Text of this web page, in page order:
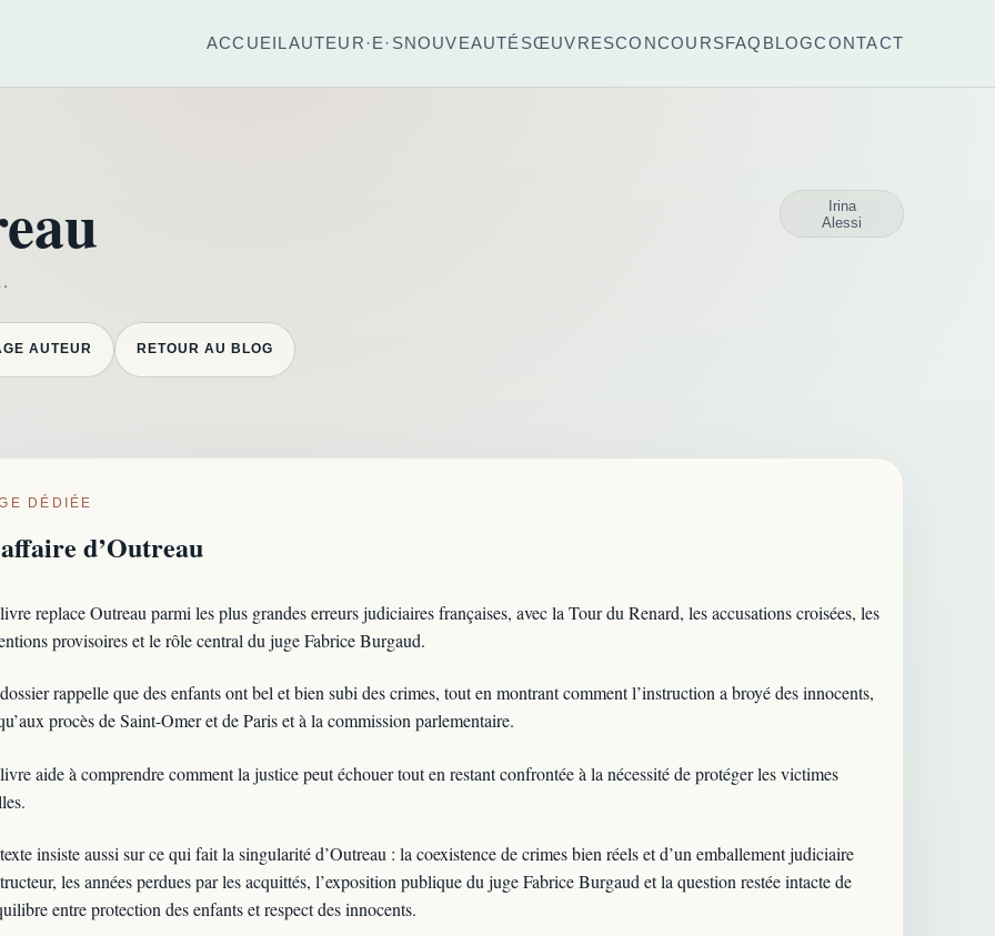
ACCUEIL AUTEUR·E·SNOUVEAUTÉSŒUVRESCONCOURSFAQ BLOGCONTACT
Irina
Alessi
AUTEUR RETOUR AU BLOG
DÉDIÉE
d’Outreau
replace Outreau parmi les plus grandes erreurs judiciaires françaises, avec la Tour du Renard, les accusations croisées, les
provisoires et le rôle central du juge Fabrice Burgaud.
rappelle que des enfants ont bel et bien subi des crimes, tout en montrant comment l’instruction a broyé des innocents,
procès de Saint-Omer et de Paris et à la commission parlementaire.
aide à comprendre comment la justice peut échouer tout en restant confrontée à la nécessité de protéger les victimes
insiste aussi sur ce qui fait la singularité d’Outreau : la coexistence de crimes bien réels et d’un emballement judiciaire
les années perdues par les acquittés, l’exposition publique du juge Fabrice Burgaud et la question restée intacte de
entre protection des enfants et respect des innocents.